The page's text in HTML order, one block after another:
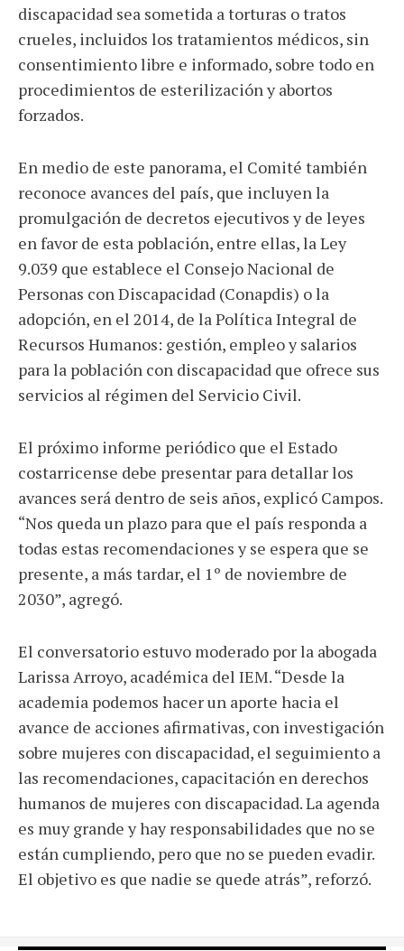
discapacidad sea sometida a torturas o tratos
crueles, incluidos los tratamientos médicos, sin
consentimiento libre e informado, sobre todo en
procedimientos de esterilización y abortos
forzados.
En medio de este panorama, el Comité también
reconoce avances del país, que incluyen la
promulgación de decretos ejecutivos y de leyes
en favor de esta población, entre ellas, la Ley
9.039 que establece el Consejo Nacional de
Personas con Discapacidad (Conapdis) o la
adopción, en el 2014, de la Política Integral de
Recursos Humanos: gestión, empleo y salarios
para la población con discapacidad que ofrece sus
servicios al régimen del Servicio Civil.
El próximo informe periódico que el Estado
costarricense debe presentar para detallar los
avances será dentro de seis años, explicó Campos.
“Nos queda un plazo para que el país responda a
todas estas recomendaciones y se espera que se
presente, a más tardar, el 1º de noviembre de
2030”, agregó.
El conversatorio estuvo moderado por la abogada
Larissa Arroyo, académica del IEM. “Desde la
academia podemos hacer un aporte hacia el
avance de acciones afirmativas, con investigación
sobre mujeres con discapacidad, el seguimiento a
las recomendaciones, capacitación en derechos
humanos de mujeres con discapacidad. La agenda
es muy grande y hay responsabilidades que no se
están cumpliendo, pero que no se pueden evadir.
El objetivo es que nadie se quede atrás”, reforzó.